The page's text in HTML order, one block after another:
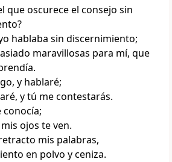
que oscurece el consejo sin
hablaba sin discernimiento;
maravillosas para mí, que
y hablaré;
y tú me contestarás.
conocía;
ojos te ven.
mis palabras,
en polvo y ceniza.